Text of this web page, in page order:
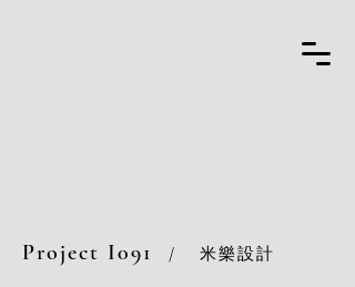
Project I091 / 米樂設計